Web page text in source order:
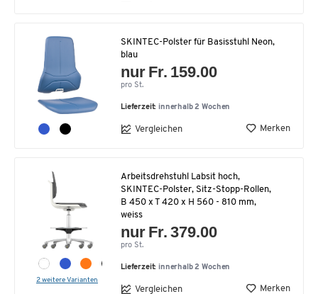
SKINTEC-Polster für Basisstuhl Neon,
blau
nur Fr. 159.00
pro St.
Lieferzeit: innerhalb 2 Wochen
Vergleichen Merken
2 weitere Varianten
Arbeitsdrehstuhl Labsit hoch,
SKINTEC-Polster, Sitz-Stopp-Rollen,
B 450 x T 420 x H 560 - 810 mm,
weiss
nur Fr. 379.00
pro St.
Lieferzeit: innerhalb 2 Wochen
Vergleichen Merken